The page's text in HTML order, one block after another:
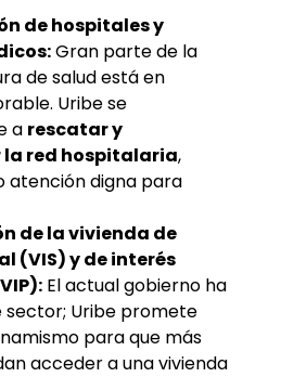
de hospitales y
Gran parte de la
de salud está en
Uribe se
a rescatar y
red hospitalaria,
atención digna para
de la vivienda de
(VIS) y de interés
El actual gobierno ha
sector; Uribe promete
para que más
acceder a una vivienda